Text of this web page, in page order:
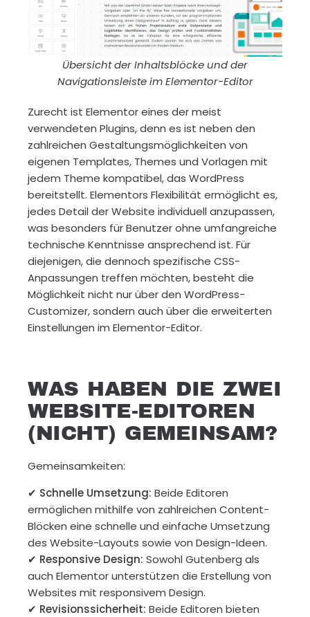
Übersicht der Inhaltsblöcke und der
Navigationsleiste im Elementor-Editor
Zurecht ist Elementor eines der meist
verwendeten Plugins, denn es ist neben den
zahlreichen Gestaltungsmöglichkeiten von
eigenen Templates, Themes und Vorlagen mit
jedem Theme kompatibel, das WordPress
bereitstellt. Elementors Flexibilität ermöglicht es,
jedes Detail der Website individuell anzupassen,
was besonders für Benutzer ohne umfangreiche
technische Kenntnisse ansprechend ist. Für
diejenigen, die dennoch spezifische CSS-
Anpassungen treffen möchten, besteht die
Möglichkeit nicht nur über den WordPress-
Customizer, sondern auch über die erweiterten
Einstellungen im Elementor-Editor.
WAS HABEN DIE ZWEI
WEBSITE-EDITOREN
(NICHT) GEMEINSAM?
Gemeinsamkeiten:
✔ Schnelle Umsetzung: Beide Editoren
ermöglichen mithilfe von zahlreichen Content-
Blöcken eine schnelle und einfache Umsetzung
des Website-Layouts sowie von Design-Ideen.
✔ Responsive Design: Sowohl Gutenberg als
auch Elementor unterstützen die Erstellung von
Websites mit responsivem Design.
✔ Revisionssicherheit: Beide Editoren bieten